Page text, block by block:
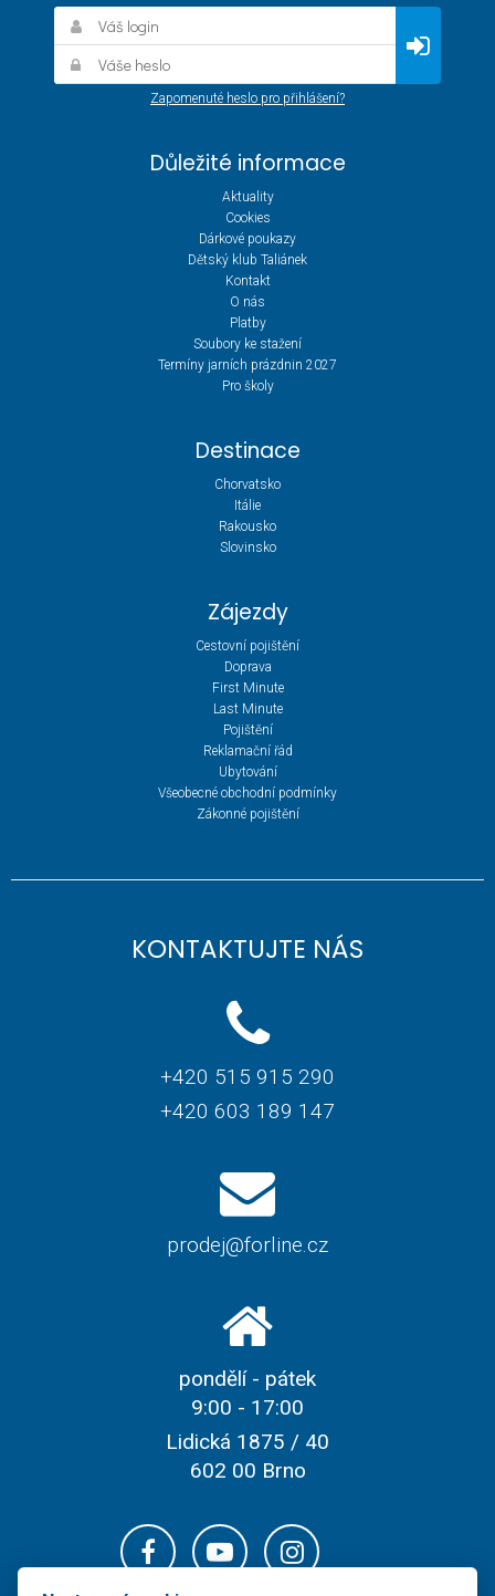
Zapomenuté heslo pro přihlášení?
Důležité informace
Aktuality
Cookies
Dárkové poukazy
Dětský klub Taliánek
Kontakt
O nás
Platby
Soubory ke stažení
Termíny jarních prázdnin 2027
Pro školy
Destinace
Chorvatsko
Itálie
Rakousko
Slovinsko
Zájezdy
Cestovní pojištění
Doprava
First Minute
Last Minute
Pojištění
Reklamační řád
Ubytování
Všeobecné obchodní podmínky
Zákonné pojištění
KONTAKTUJTE NÁS
+420 515 915 290
+420 603 189 147
prodej@forline.cz
pondělí - pátek
9:00 - 17:00
Lidická 1875 / 40
602 00 Brno